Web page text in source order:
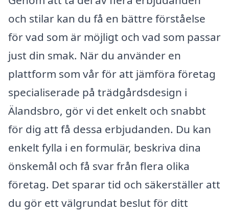
och stilar kan du få en bättre förståelse
för vad som är möjligt och vad som passar
just din smak. När du använder en
plattform som vår för att jämföra företag
specialiserade på trädgårdsdesign i
Älandsbro, gör vi det enkelt och snabbt
för dig att få dessa erbjudanden. Du kan
enkelt fylla i en formulär, beskriva dina
önskemål och få svar från flera olika
företag. Det sparar tid och säkerställer att
du gör ett välgrundat beslut för ditt